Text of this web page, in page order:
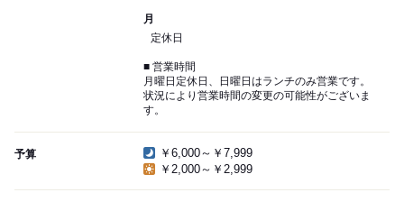
月
定休日
■ 営業時間
月曜日定休日、日曜日はランチのみ営業です。
状況により営業時間の変更の可能性がございま
す。
予算
￥6,000～￥7,999
￥2,000～￥2,999